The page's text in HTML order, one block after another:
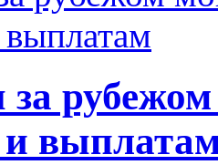
рубежом